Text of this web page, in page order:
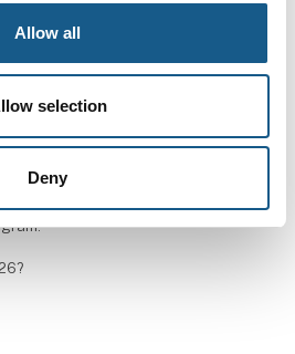
Allow all
selection
Deny
netværk, hands on-udforskning af
og ikke mindst et aktuelt og